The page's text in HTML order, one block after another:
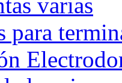
para